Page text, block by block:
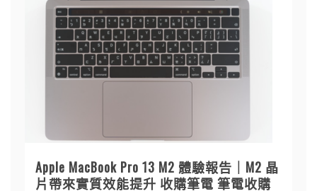
Apple MacBook Pro 13 M2 體驗報告｜M2 晶
片帶來實質效能提升 收購筆電 筆電收購